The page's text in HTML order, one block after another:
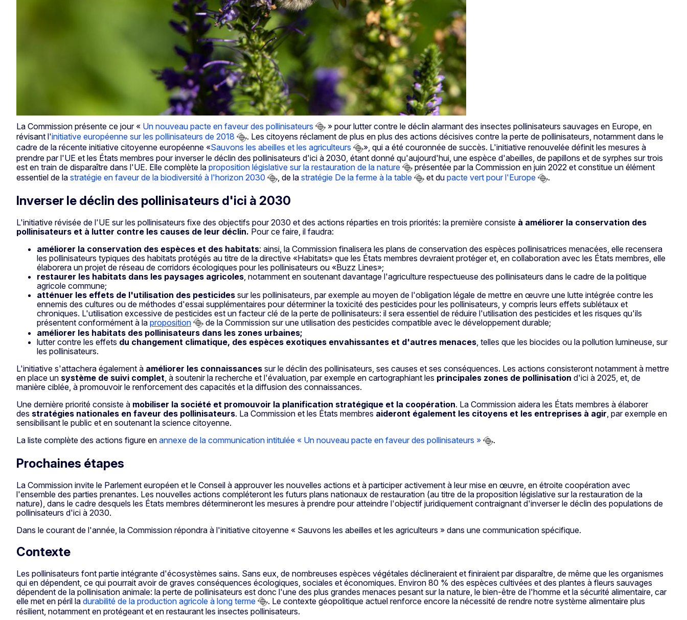
La Commission présente ce jour « Un nouveau pacte en faveur des pollinisateurs
» pour lutter contre le déclin alarmant des insectes pollinisateurs sauvages en Europe, en
révisant l'initiative européenne sur les pollinisateurs de 2018
. Les citoyens réclament de plus en plus des actions décisives contre la perte de pollinisateurs, notamment dans le
cadre de la récente initiative citoyenne européenne «Sauvons les abeilles et les agriculteurs
», qui a été couronnée de succès. L'initiative renouvelée définit les mesures à
prendre par l'UE et les États membres pour inverser le déclin des pollinisateurs d'ici à 2030, étant donné qu'aujourd'hui, une espèce d'abeilles, de papillons et de syrphes sur trois
est en train de disparaître dans l'UE. Elle complète la proposition législative sur la restauration de la nature
présentée par la Commission en juin 2022 et constitue un élément
essentiel de la stratégie en faveur de la biodiversité à l'horizon 2030 , de la stratégie De la ferme à la table et du pacte vert pour l'Europe .
Inverser le déclin des pollinisateurs d'ici à 2030
L'initiative révisée de l'UE sur les pollinisateurs fixe des objectifs pour 2030 et des actions réparties en trois priorités: la première consiste à améliorer la conservation des
pollinisateurs et à lutter contre les causes de leur déclin. Pour ce faire, il faudra:
améliorer la conservation des espèces et des habitats: ainsi, la Commission finalisera les plans de conservation des espèces pollinisatrices menacées, elle recensera
les pollinisateurs typiques des habitats protégés au titre de la directive «Habitats» que les États membres devraient protéger et, en collaboration avec les États membres, elle
élaborera un projet de réseau de corridors écologiques pour les pollinisateurs ou «Buzz Lines»;
restaurer les habitats dans les paysages agricoles , notamment en soutenant davantage l'agriculture respectueuse des pollinisateurs dans le cadre de la politique
agricole commune;
atténuer les effets de l'utilisation des pesticides sur les pollinisateurs, par exemple au moyen de l'obligation légale de mettre en œuvre une lutte intégrée contre les
ennemis des cultures ou de méthodes d'essai supplémentaires pour déterminer la toxicité des pesticides pour les pollinisateurs, y compris leurs effets sublétaux et
chroniques. L'utilisation excessive de pesticides est un facteur clé de la perte de pollinisateurs: il sera essentiel de réduire l'utilisation des pesticides et les risques qu'ils
présentent conformément à la proposition
de la Commission sur une utilisation des pesticides compatible avec le développement durable;
améliorer les habitats des pollinisateurs dans les zones urbaines;
lutter contre les effets du changement climatique, des espèces exotiques envahissantes et d'autres menaces, telles que les biocides ou la pollution lumineuse, sur
les pollinisateurs.
L'initiative s'attachera également à améliorer les connaissances sur le déclin des pollinisateurs, ses causes et ses conséquences. Les actions consisteront notamment à mettre
en place un système de suivi complet, à soutenir la recherche et l'évaluation, par exemple en cartographiant les principales zones de pollinisation d'ici à 2025, et, de
manière ciblée, à promouvoir le renforcement des capacités et la diffusion des connaissances.
Une dernière priorité consiste à mobiliser la société et promouvoir la planification stratégique et la coopération. La Commission aidera les États membres à élaborer
des stratégies nationales en faveur des pollinisateurs. La Commission et les États membres aideront également les citoyens et les entreprises à agir, par exemple en
sensibilisant le public et en soutenant la science citoyenne.
La liste complète des actions figure en annexe de la communication intitulée « Un nouveau pacte en faveur des pollinisateurs » .
Prochaines étapes
La Commission invite le Parlement européen et le Conseil à approuver les nouvelles actions et à participer activement à leur mise en œuvre, en étroite coopération avec
l'ensemble des parties prenantes. Les nouvelles actions compléteront les futurs plans nationaux de restauration (au titre de la proposition législative sur la restauration de la
nature), dans le cadre desquels les États membres détermineront les mesures à prendre pour atteindre l'objectif juridiquement contraignant d'inverser le déclin des populations de
pollinisateurs d'ici à 2030.
Dans le courant de l'année, la Commission répondra à l'initiative citoyenne « Sauvons les abeilles et les agriculteurs » dans une communication spécifique.
Contexte
Les pollinisateurs font partie intégrante d'écosystèmes sains. Sans eux, de nombreuses espèces végétales déclineraient et finiraient par disparaître, de même que les organismes
qui en dépendent, ce qui pourrait avoir de graves conséquences écologiques, sociales et économiques. Environ 80 % des espèces cultivées et des plantes à fleurs sauvages
dépendent de la pollinisation animale: la perte de pollinisateurs est donc l'une des plus grandes menaces pesant sur la nature, le bien-être de l'homme et la sécurité alimentaire, car
elle met en péril la durabilité de la production agricole à long terme
. Le contexte géopolitique actuel renforce encore la nécessité de rendre notre système alimentaire plus
résilient, notamment en protégeant et en restaurant les insectes pollinisateurs.